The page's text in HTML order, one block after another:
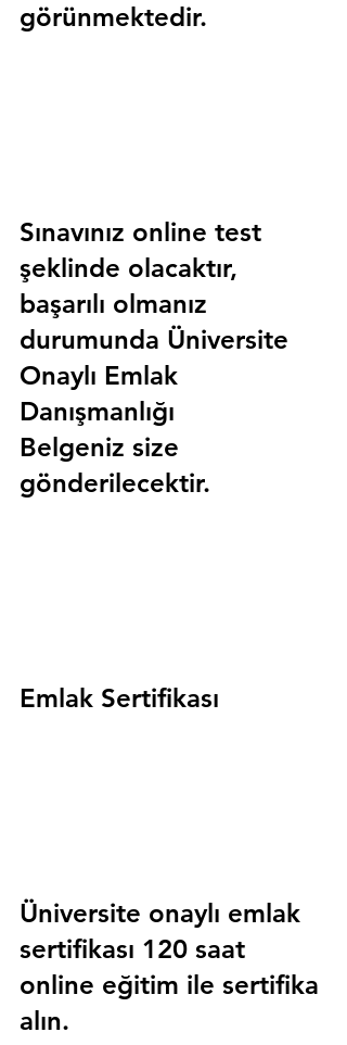
görünmektedir.
Sınavınız online test
şeklinde olacaktır,
başarılı olmanız
durumunda Üniversite
Onaylı Emlak
Danışmanlığı
Belgeniz size
gönderilecektir.
Emlak Sertifikası
Üniversite onaylı emlak
sertifikası 120 saat
online eğitim ile sertifika
alın.